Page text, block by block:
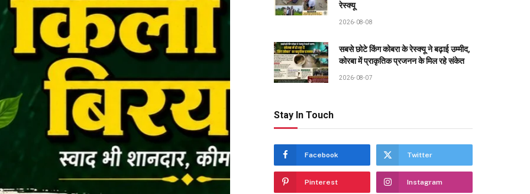
रेस्क्यू
2026-08-08
सबसे छोटे किंग कोबरा के रेस्क्यू ने बढ़ाई उम्मीद,
कोरबा में प्राकृतिक प्रजनन के मिल रहे संकेत
2026-08-07
Stay In Touch
Facebook Twitter
Pinterest Instagram